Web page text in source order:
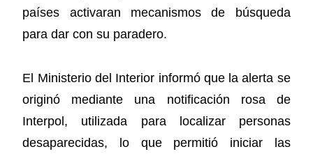
países activaran mecanismos de búsqueda
para dar con su paradero.
El Ministerio del Interior informó que la alerta se
originó mediante una notificación rosa de
Interpol, utilizada para localizar personas
desaparecidas, lo que permitió iniciar las